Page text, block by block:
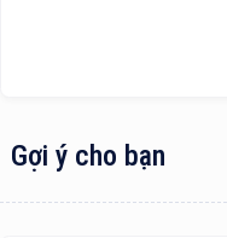
Gợi ý cho bạn